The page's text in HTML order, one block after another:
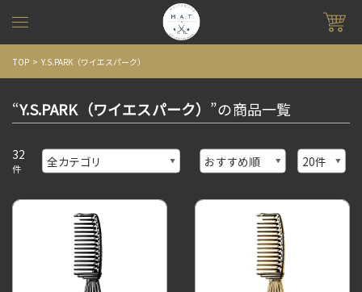
TOP Y.S.PARK（ワイエスパーク）
“Y.S.PARK（ワイエスパーク） ”の商品一覧
32
件